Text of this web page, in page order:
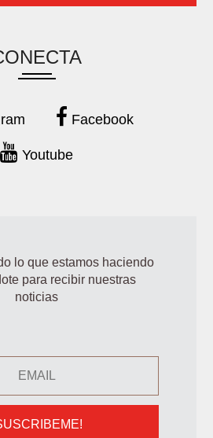
Facebook
Youtube
lo que estamos haciendo
para recibir nuestras
noticias